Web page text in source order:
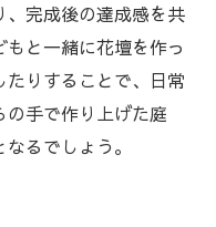
まいが生まれ変わ
の外構DIY
抑える賢い方法
、完成後の達成感を共
と一緒に花壇を作っ
りすることで、日常
の手で作り上げた庭
るでしょう。